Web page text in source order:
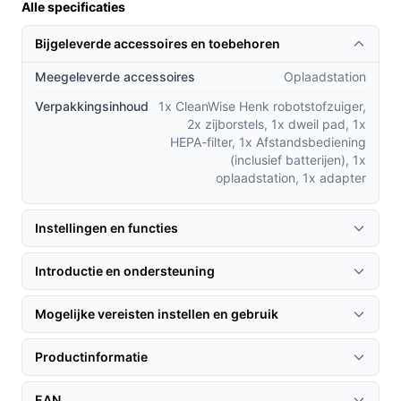
robotstofzuigers op de markt:
Betere dweilprestaties: In tegenstelling tot veel
concurrenten beschikt Henk over een
niet alleen stofvrij, maar ook schoon en fris zijn.
Hoog geluidsniveau:Met een geluidsniveau van
slechts 55 dB werkt Henk stil, ideaal voor gebruik
tijdens het werken of 's nachts.
Lange batterijduur:Met een batterijduur van 90
minuten kan Henk een oppervlakte tot 130
vierkante meter reinigen voordat hij weer moet
opladen, wat tijd en energie bespaart.
Gebruik & praktische tips
Voor een optimaal resultaat met Henk zijn er enkele
praktische adviezen:
Alle specificaties
Bijgeleverde accessoires en toebehoren
Meegeleverde accessoires
Oplaadstation
Verpakkingsinhoud
1x CleanWise Henk robotstofzuiger,
2x zijborstels, 1x dweil pad, 1x
HEPA-filter, 1x Afstandsbediening
(inclusief batterijen), 1x
oplaadstation, 1x adapter
Instellingen en functies
Introductie en ondersteuning
Mogelijke vereisten instellen en gebruik
Productinformatie